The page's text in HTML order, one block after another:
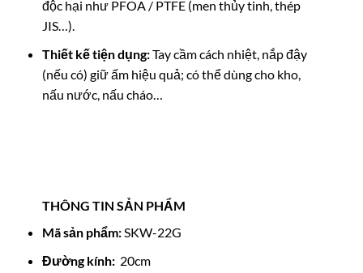
độc hại như PFOA / PTFE (men thủy tinh, thép
JIS…).
Thiết kế tiện dụng:Tay cầm cách nhiệt, nắp đậy
(nếu có) giữ ấm hiệu quả; có thể dùng cho kho,
nấu nước, nấu cháo…
THÔNG TIN SẢN PHẨM
Mã sản phẩm:SKW-22G
Đường kính: 20cm